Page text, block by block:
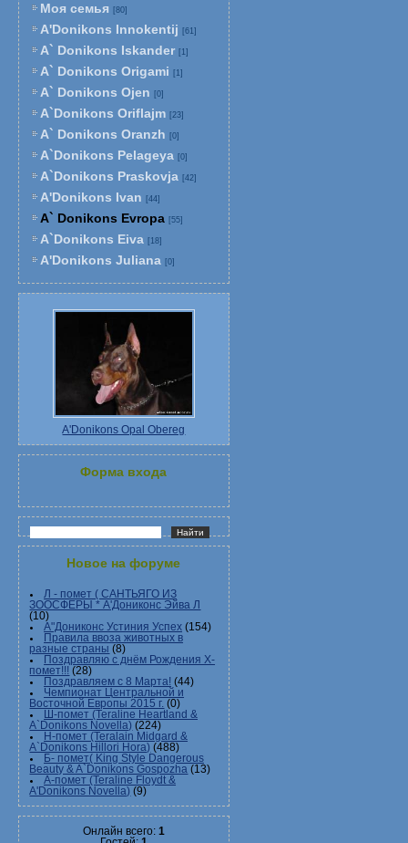
Моя семья [80]
A'Donikons Innokentij [61]
A` Donikons Iskander [1]
A` Donikons Origami [1]
A` Donikons Ojen [0]
A`Donikons Oriflajm [23]
A` Donikons Oranzh [0]
A`Donikons Pelageya [0]
A`Donikons Praskovja [42]
A'Donikons Ivan [44]
A` Donikons Evropa [55]
A`Donikons Eiva [18]
A'Donikons Juliana [0]
A'Donikons Opal Obereg
Форма входа
Новое на форуме
Л - помет ( САНТЬЯГО ИЗ
ЗООСФЕРЫ * А'Дониконс Эйва Л
(10)
А"Дониконс Устиния Успех (154)
Правила ввоза животных в
разные страны (8)
Поздравляю с днём Рождения Х-
помет!!! (28)
Поздравляем с 8 Марта! (44)
Чемпионат Центральной и
Восточной Европы 2015 г. (0)
Ш-помет (Teraline Heartland &
A`Donikons Novella) (224)
Н-помет (Teralain Midgard &
A`Donikons Hillori Hora) (488)
Б- помет( King Style Dangerous
Beauty & A`Donikons Gospozha (13)
А-помет (Teraline Floydt &
A'Donikons Novella) (9)
Онлайн всего: 1